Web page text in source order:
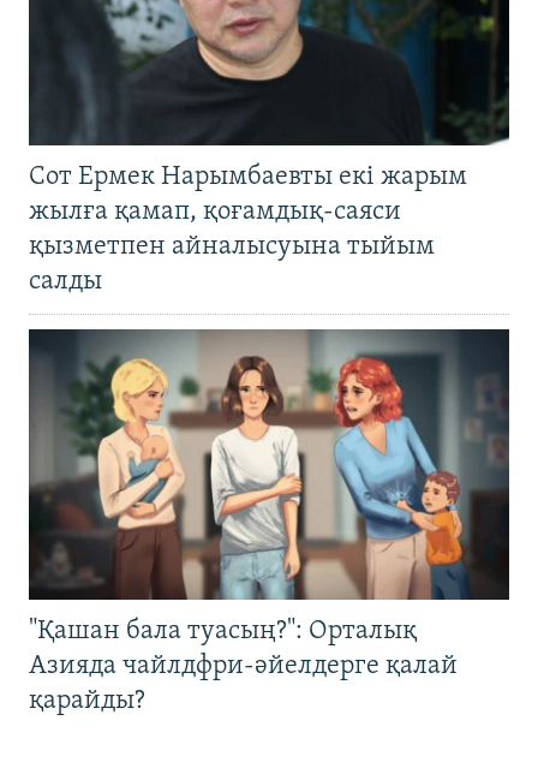
Сот Ермек Нарымбаевты екі жарым
жылға қамап, қоғамдық-саяси
қызметпен айналысуына тыйым
салды
"Қашан бала туасың?": Орталық
Азияда чайлдфри-әйелдерге қалай
қарайды?